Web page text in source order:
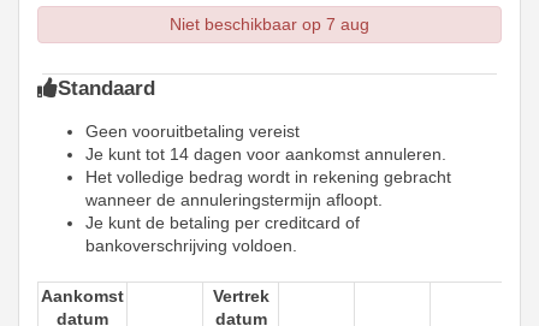
Niet beschikbaar op 7 aug
Standaard
Geen vooruitbetaling vereist
Je kunt tot 14 dagen voor aankomst annuleren.
Het volledige bedrag wordt in rekening gebracht
wanneer de annuleringstermijn afloopt.
Je kunt de betaling per creditcard of
bankoverschrijving voldoen.
Aankomst
datum
Vertrek
datum